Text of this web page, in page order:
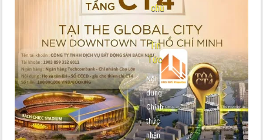
chủ
-
Tin
Tức
Nội
dung:
Chính
thức
nhận